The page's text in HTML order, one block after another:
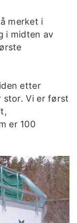
merket i
i midten av
etter
stor. Vi er først
er 100